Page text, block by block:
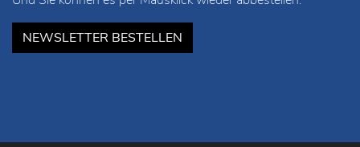
NEWSLETTER BESTELLEN